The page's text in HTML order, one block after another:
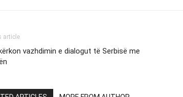
article
vazhdimin e dialogut të Serbisë me